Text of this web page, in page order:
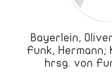
Bayerlein,
Funk, Hermann;
hrsg. von